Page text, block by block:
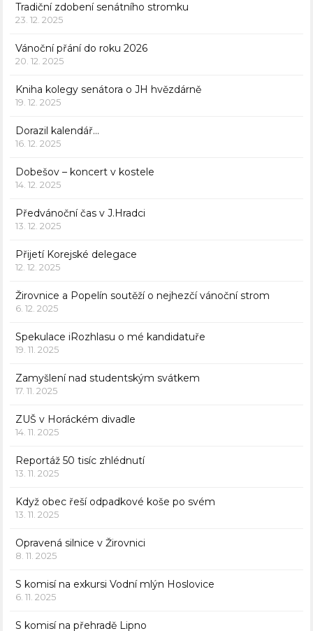
Tradiční zdobení senátního stromku
23. 12. 2025
Vánoční přání do roku 2026
20. 12. 2025
Kniha kolegy senátora o JH hvězdárně
19. 12. 2025
Dorazil kalendář…
16. 12. 2025
Dobešov – koncert v kostele
14. 12. 2025
Předvánoční čas v J.Hradci
13. 12. 2025
Přijetí Korejské delegace
12. 12. 2025
Žirovnice a Popelín soutěží o nejhezčí vánoční strom
6. 12. 2025
Spekulace iRozhlasu o mé kandidatuře
19. 11. 2025
Zamyšlení nad studentským svátkem
17. 11. 2025
ZUŠ v Horáckém divadle
14. 11. 2025
Reportáž 50 tisíc zhlédnutí
13. 11. 2025
Když obec řeší odpadkové koše po svém
13. 11. 2025
Opravená silnice v Žirovnici
8. 11. 2025
S komisí na exkursi Vodní mlýn Hoslovice
6. 11. 2025
S komisí na přehradě Lipno